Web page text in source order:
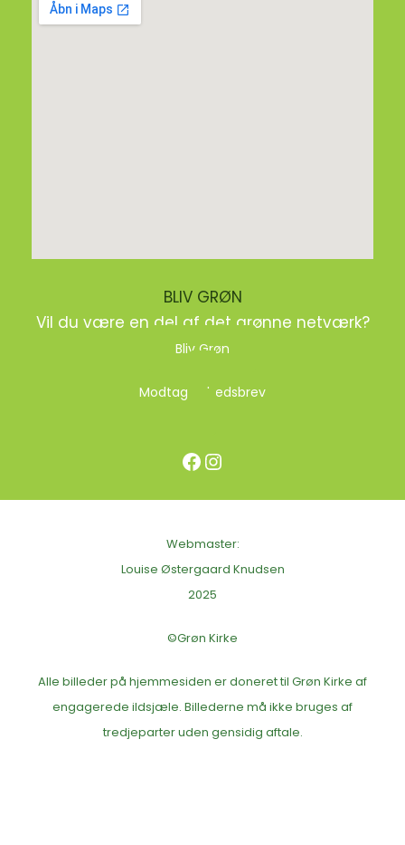
BLIV GRØN
Vil du være en del af det grønne netværk?
Bliv Grøn
Modtag nyhedsbrev
Facebook Instagram
Webmaster:
Louise Østergaard Knudsen
2025
©Grøn Kirke
Alle billeder på hjemmesiden er doneret til Grøn Kirke af
engagerede ildsjæle. Billederne må ikke bruges af
tredjeparter uden gensidig aftale.